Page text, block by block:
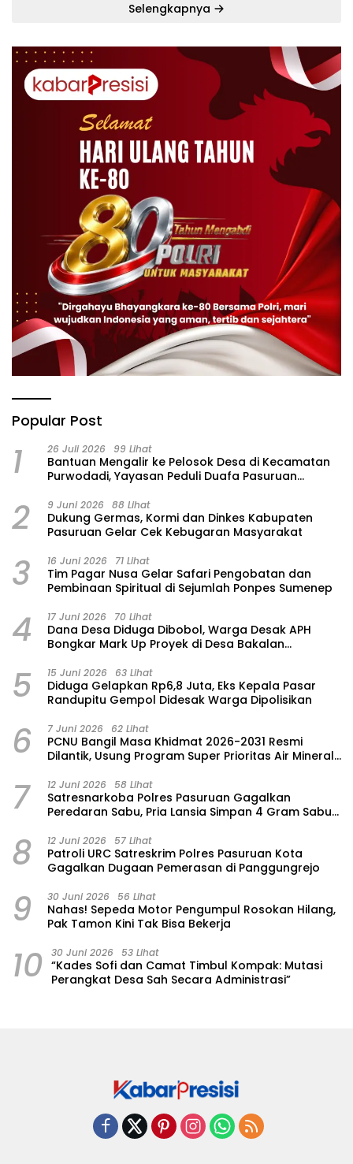
Selengkapnya
Popular Post
1 26 Juli 2026 99 Lihat
‎Bantuan Mengalir ke Pelosok Desa di Kecamatan
Purwodadi, Yayasan Peduli Duafa Pasuruan
2 9 Juni 2026 88 Lihat
Dukung Germas, Kormi dan Dinkes Kabupaten
Pasuruan Gelar Cek Kebugaran Masyarakat
3 16 Juni 2026 71 Lihat
Tim Pagar Nusa Gelar Safari Pengobatan dan
Pembinaan Spiritual di Sejumlah Ponpes Sumenep
4 17 Juni 2026 70 Lihat
Dana Desa Diduga Dibobol, Warga Desak APH
Bongkar Mark Up Proyek di Desa Bakalan
5 15 Juni 2026 63 Lihat
‎Diduga Gelapkan Rp6,8 Juta, Eks Kepala Pasar
Randupitu Gempol Didesak Warga Dipolisikan
6 7 Juni 2026 62 Lihat
‎PCNU Bangil Masa Khidmat 2026-2031 Resmi
Dilantik, Usung Program Super Prioritas Air Mineral
7 12 Juni 2026 58 Lihat
Satresnarkoba Polres Pasuruan Gagalkan
Peredaran Sabu, Pria Lansia Simpan 4 Gram Sabu
8 12 Juni 2026 57 Lihat
Patroli URC Satreskrim Polres Pasuruan Kota
Gagalkan Dugaan Pemerasan di Panggungrejo
9 30 Juni 2026 56 Lihat
‎Nahas! Sepeda Motor Pengumpul Rosokan Hilang,
Pak Tamon Kini Tak Bisa Bekerja
10 30 Juni 2026 53 Lihat
“Kades Sofi dan Camat Timbul Kompak: Mutasi
Perangkat Desa Sah Secara Administrasi”